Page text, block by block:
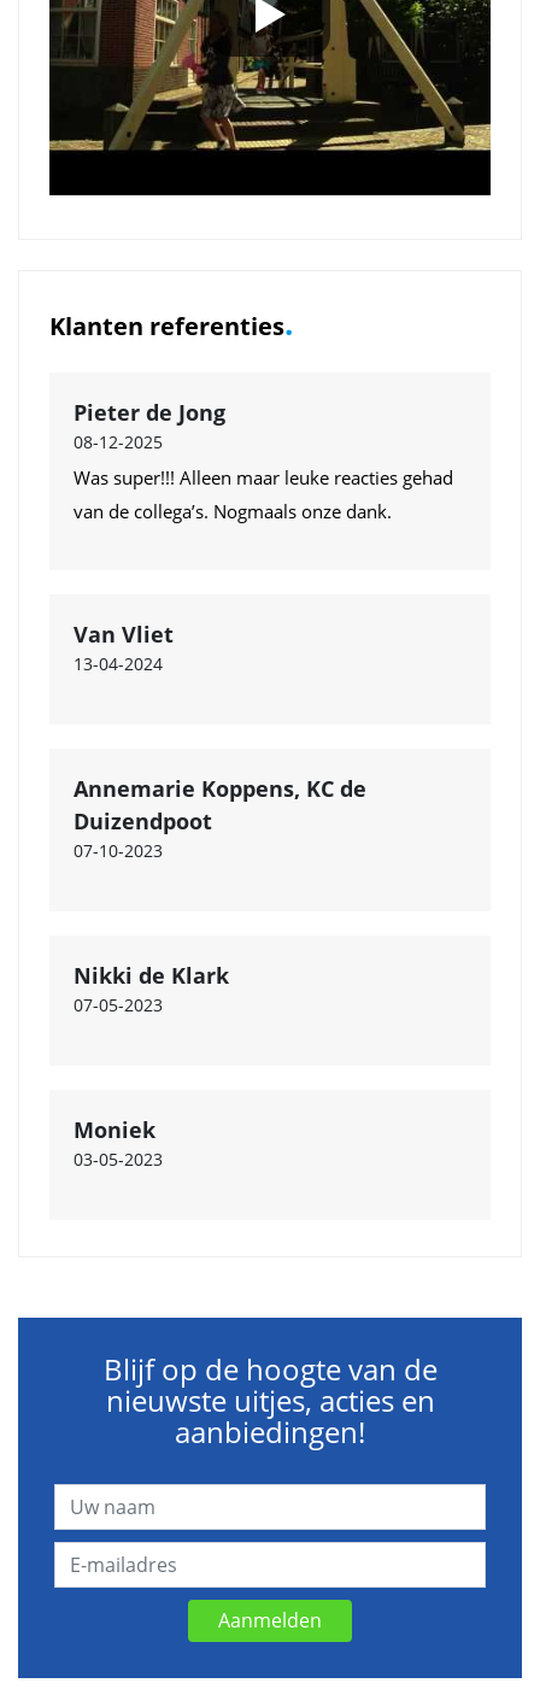
Klanten referenties.
Pieter de Jong
08-12-2025
Was super!!! Alleen maar leuke reacties gehad
van de collega’s. Nogmaals onze dank.
Van Vliet
13-04-2024
Annemarie Koppens, KC de
Duizendpoot
07-10-2023
Nikki de Klark
07-05-2023
Moniek
03-05-2023
Blijf op de hoogte van de
nieuwste uitjes, acties en
aanbiedingen!
Aanmelden